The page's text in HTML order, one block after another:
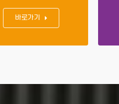
바로가기